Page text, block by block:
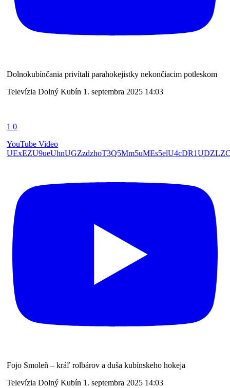
Dolnokubínčania privítali parahokejistky nekončiacim potleskom
Televízia Dolný Kubín 1. septembra 2025 14:03
1 0
YouTube Video
Fojo Smoleň – kráľ rolbárov a duša kubínskeho hokeja
Televízia Dolný Kubín 1. septembra 2025 14:03